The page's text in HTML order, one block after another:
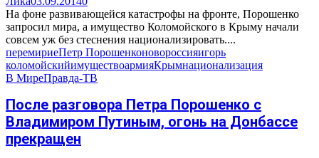
На фоне развивающейся катастрофы на фронте, Порошенко
запросил мира, а имущество Коломойского в Крыму начали
совсем уж без стеснения национализировать....
перемириеПетр Порошенконовороссияигорь
коломойскийимуществоармияКрымнационализация
В МиреПравда-ТВ
После разговора Петра Порошенко с
Владимиром Путиным, огонь на Донбассе
прекращен